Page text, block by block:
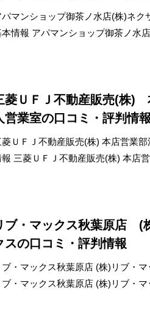
パマンショップ御茶ノ水店(株)ネク
本情報 アパマンショップ御茶ノ水
菱ＵＦＪ不動産販売(株)
営業室の口コミ・評判情
菱ＵＦＪ不動産販売(株) 本店営業
報 三菱ＵＦＪ不動産販売(株) 本店
ブ・マックス秋葉原店 (
スの口コミ・評判情報
ブ・マックス秋葉原店 (株)リブ・
ブ・マックス秋葉原店 (株)リブ・マ